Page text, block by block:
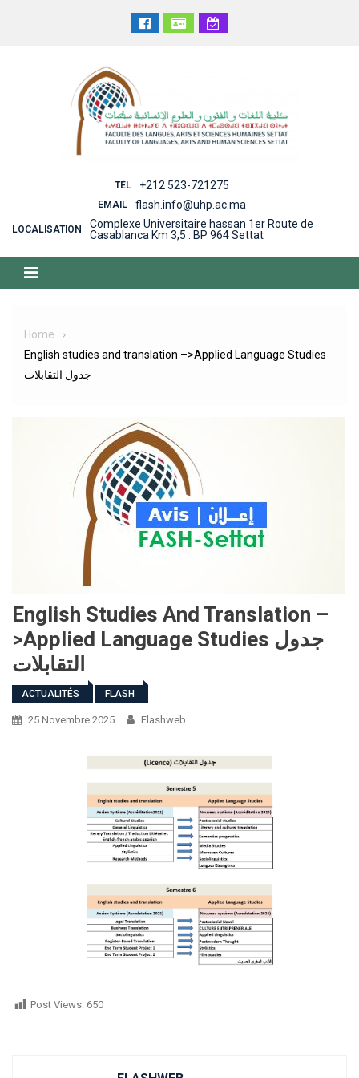
TÉL +212 523-721275
EMAIL flash.info@uhp.ac.ma
LOCALISATION
Complexe Universitaire hassan 1er Route de
Casablanca Km 3,5 : BP 964 Settat
Home
English studies and translation –>Applied Language Studies
جدول التقابلات
English Studies And Translation –
>Applied Language Studies جدول
التقابلات
ACTUALITÉS FLASH
25 Novembre 2025 Flashweb
Post Views: 650